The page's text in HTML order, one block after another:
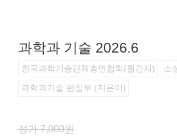
과학과 기술 2026.6
한국과학기술단체총연합회(월간지)
소
과학과기술 편집부 (지은이)
정가 7,000원